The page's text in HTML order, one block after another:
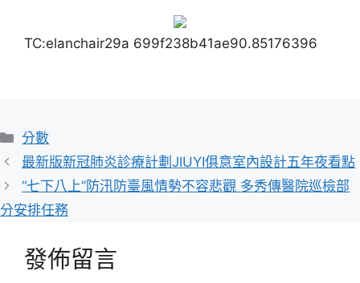
TC:elanchair29a 699f238b41ae90.85176396
分
類
分數
最新版新冠肺炎診療計劃JIUYI俱意室內設計五年夜看點
“七下八上”防汛防臺風情勢不容悲觀 多秀傳醫院巡檢部
分安排任務
發佈留言